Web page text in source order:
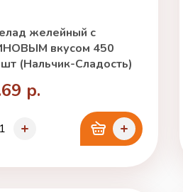
желейный с
вкусом 450
(Нальчик-Сладость)
р.